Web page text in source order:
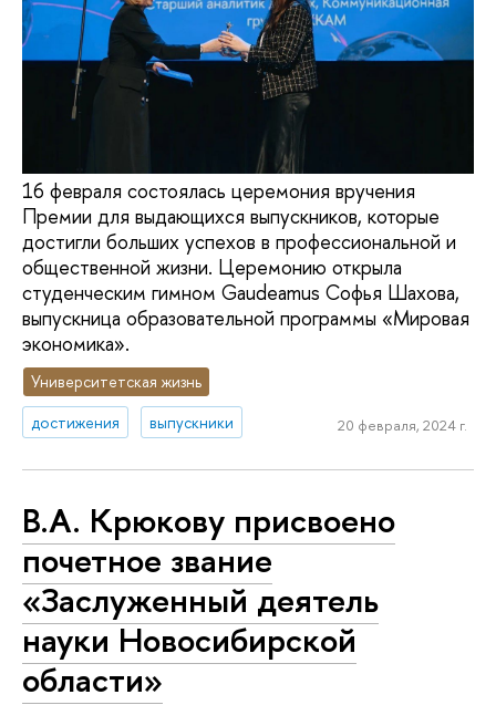
16 февраля состоялась церемония вручения
Премии для выдающихся выпускников, которые
достигли больших успехов в профессиональной и
общественной жизни. Церемонию открыла
студенческим гимном Gaudeamus Софья Шахова,
выпускница образовательной программы «Мировая
экономика».
Университетская жизнь
достижения
выпускники 20 февраля, 2024 г.
В.А. Крюкову присвоено
почетное звание
«Заслуженный деятель
науки Новосибирской
области»